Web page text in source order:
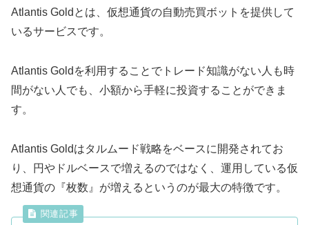
Atlantis Goldとは、仮想通貨の自動売買ボットを提供して
いるサービスです。
Atlantis Goldを利用することでトレード知識がない人も時
間がない人でも、小額から手軽に投資することができま
す。
Atlantis Goldはタルムード戦略をベースに開発されてお
り、円やドルベースで増えるのではなく、運用している仮
想通貨の『枚数』が増えるというのが最大の特徴です。